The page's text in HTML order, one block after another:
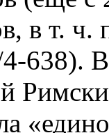
в т. ч.
638). В